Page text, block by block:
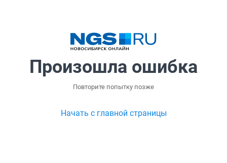
Произошла ошибка
Повторите попытку позже
Начать с главной страницы